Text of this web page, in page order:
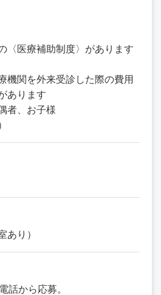
〈医療補助制度〉があります
機関を外来受診した際の費用
あります
者、お子様
あり）
話から応募。